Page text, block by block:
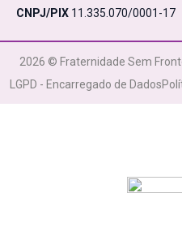
CNPJ/PIX 11.335.070/0001-17
2026 © Fraternidade Sem
LGPD - Encarregado de Dados